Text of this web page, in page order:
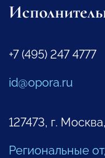
+7 (495) 247 4777
id@opora.ru
127473, г.
Региональные